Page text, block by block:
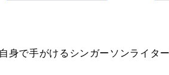
身で手がけるシンガーソンライター